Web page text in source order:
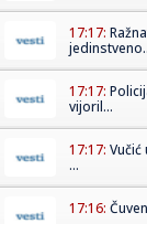
17:17:
17:17:
vijoril...
17:17:
...
17:16: